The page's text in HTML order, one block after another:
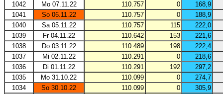
1042
Mo 07.11.22 110.757 0
168,9
1041
So 06.11.22 110.757 0
188,9
1040
Sa 05.11.22 110.757 115
222,0
1039
Fr 04.11.22 110.642 153
221,6
1038
Do 03.11.22 110.489 198
222,4
1037
Mi 02.11.22 110.291 0
218,6
1036
Di 01.11.22 110.291 192
297,2
1035
Mo 31.10.22 110.099 0
274,7
1034
So 30.10.22 110.099 0
305,9